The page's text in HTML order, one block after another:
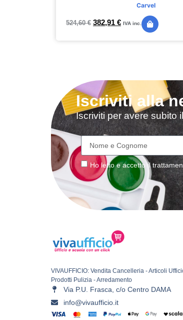
Carvel
524,60€ 382,91 € IVA inc.
Iscriviti alla
Iscriviti per avere subito
Ho letto e accetto il
VIVAUFFICIO: Vendita Cancelleria - Articoli
Prodotti Pulizia - Arredamento
Via P.U. Frasca, c/o Centro DAMA
info@vivaufficio.it